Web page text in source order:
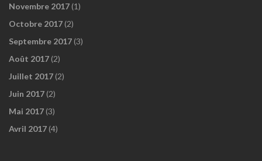
Novembre 2017 (1)
Octobre 2017 (2)
Septembre 2017 (3)
Août 2017 (2)
Juillet 2017 (2)
Juin 2017 (2)
Mai 2017 (3)
Avril 2017 (4)